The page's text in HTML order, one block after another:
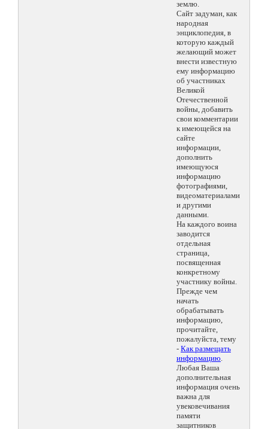
землю.
Сайт задуман, как
народная
энциклопедия, в
которую каждый
желающий может
внести известную
ему информацию
об участниках
Великой
Отечественной
войны, добавить
свои комментарии
к имеющейся на
сайте
информации,
дополнить
имеющуюся
информацию
фотографиями,
видеоматериалами
и другими
данными.
На каждого воина
заводится
отдельная
страница,
посвященная
конкретному
участнику войны.
Прежде чем
начать
обрабатывать
информацию,
прочитайте,
пожалуйста, тему
- Как размещать
информацию.
Любая Ваша
дополнительная
информация очень
важна для
увековечивания
памяти
защитников